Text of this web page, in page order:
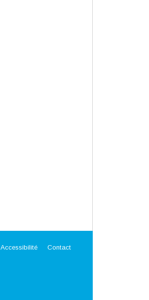
Accessibilité Contact